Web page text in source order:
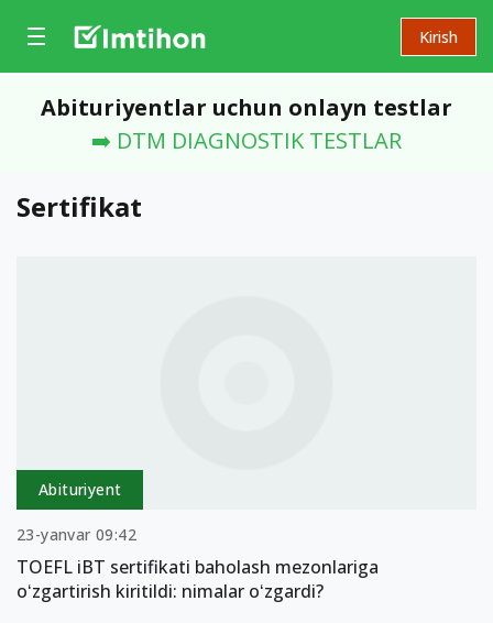
Kirish
Abituriyentlar uchun onlayn testlar
➡️ DTM DIAGNOSTIK TESTLAR
Sertifikat
Abituriyent
23-yanvar 09:42
TOEFL iBT sertifikati baholash mezonlariga
oʻzgartirish kiritildi: nimalar oʻzgardi?